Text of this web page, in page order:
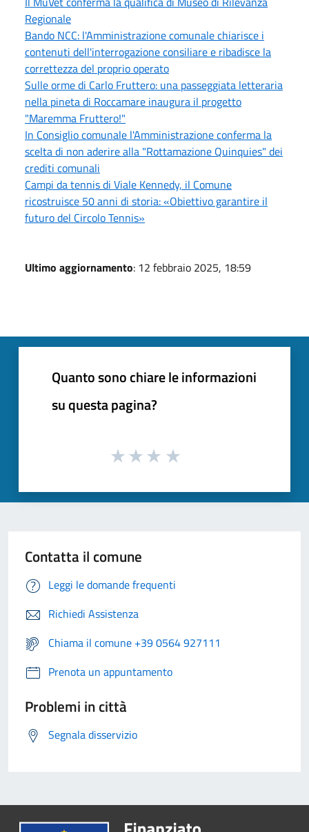
Regionale
Bando NCC: l'Amministrazione comunale chiarisce i
contenuti dell'interrogazione consiliare e ribadisce la
correttezza del proprio operato
Sulle orme di Carlo Fruttero: una passeggiata letteraria
nella pineta di Roccamare inaugura il progetto
"Maremma Fruttero!"
In Consiglio comunale l'Amministrazione conferma la
scelta di non aderire alla "Rottamazione Quinquies" dei
crediti comunali
Campi da tennis di Viale Kennedy, il Comune
ricostruisce 50 anni di storia: «Obiettivo garantire il
futuro del Circolo Tennis»
Ultimo aggiornamento: 12 febbraio 2025, 18:59
Quanto sono chiare le informazioni
su questa pagina?
Contatta il comune
Leggi le domande frequenti
Richiedi Assistenza
Chiama il comune +39 0564 927111
Prenota un appuntamento
Problemi in città
Segnala disservizio